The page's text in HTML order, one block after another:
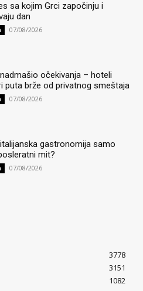
sa kojim Grci započinju i
dan
07/08/2026
očekivanja – hoteli
puta brže od privatnog smeštaja
07/08/2026
gastronomija samo
mit?
07/08/2026
3778
3151
1082